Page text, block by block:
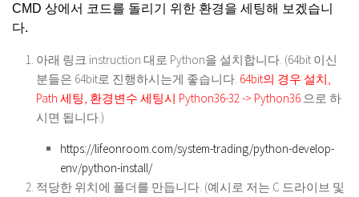
CMD 상에서 코드를 돌리기 위한 환경을 세팅해 보겠습니
다.
아래 링크 instruction 대로 Python을 설치합니다. (64bit 이신
분들은 64bit로 진행하시는게 좋습니다. 64bit의 경우 설치,
Path 세팅, 환경변수 세팅시 Python36-32 -> Python36 으로 하
시면 됩니다.)
https://lifeonroom.com/system-trading/python-develop-
env/python-install/
적당한 위치에 폴더를 만듭니다. (예시로 저는 C 드라이브 및